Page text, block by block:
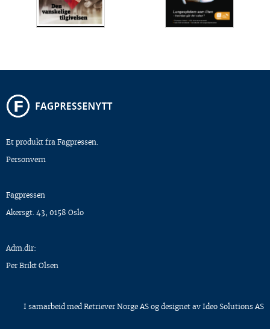
Et produkt fra Fagpressen.
Personvern
Fagpressen
Akersgt. 43, 0158 Oslo
Adm.dir:
Per Brikt Olsen
I samarbeid med Retriever Norge AS og designet av Ideo Solutions AS